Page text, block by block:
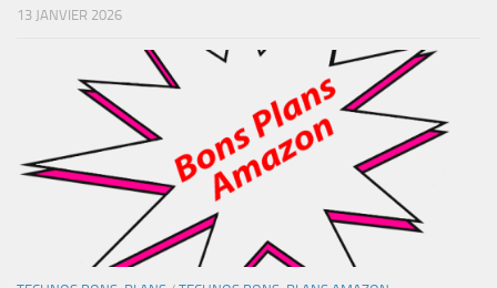
13 JANVIER 2026